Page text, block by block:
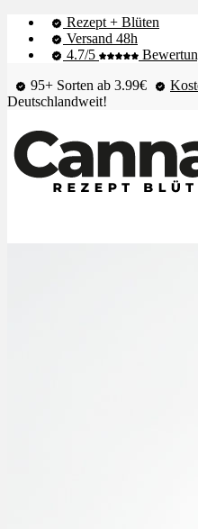
Rezept + Blüten
Versand 48h
4.7/5
95+ Sorten ab 3.99€
Deutschlandweit!